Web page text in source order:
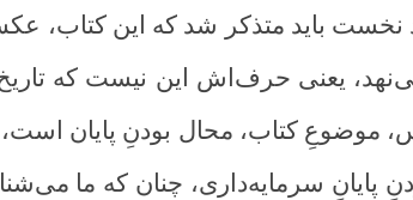
نخست باید متذکر شد که این کتاب،
یعنی حرف‌اش این نیست که
موضوعِ کتاب، محال بودنِ پایان
پایانِ سرمایه‌داری، چنان که ما